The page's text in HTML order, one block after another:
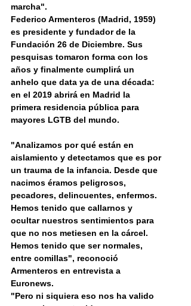
marcha".
Federico Armenteros (Madrid, 1959)
es presidente y fundador de la
Fundación 26 de Diciembre. Sus
pesquisas tomaron forma con los
años y finalmente cumplirá un
anhelo que data ya de una década:
en el 2019 abrirá en Madrid la
primera residencia pública para
mayores LGTB del mundo.
"Analizamos por qué están en
aislamiento y detectamos que es por
un trauma de la infancia. Desde que
nacimos éramos peligrosos,
pecadores, delincuentes, enfermos.
Hemos tenido que callarnos y
ocultar nuestros sentimientos para
que no nos metiesen en la cárcel.
Hemos tenido que ser normales,
entre comillas", reconoció
Armenteros en entrevista a
Euronews.
"Pero ni siquiera eso nos ha valido